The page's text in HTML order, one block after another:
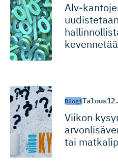
Alv-
BlogiTalous
Viikon
tai